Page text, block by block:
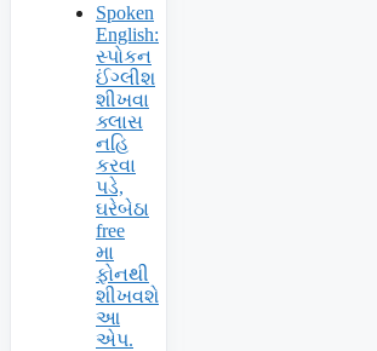
Spoken
English:
સ્પોકન
ઈંગ્લીશ
શીખવા
ક્લાસ
નહિ
કરવા
પડે,
ઘરેબેઠા
free
મા
ફોનથી
શીખવશે
આ
એપ.